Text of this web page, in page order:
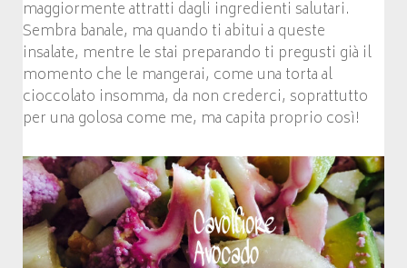
maggiormente attratti dagli ingredienti salutari.
Sembra banale, ma quando ti abitui a queste
insalate, mentre le stai preparando ti pregusti già il
momento che le mangerai, come una torta al
cioccolato insomma, da non crederci, soprattutto
per una golosa come me, ma capita proprio così!